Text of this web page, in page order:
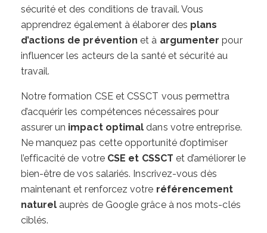
sécurité et des conditions de travail. Vous
apprendrez également à élaborer des plans
d’actions de prévention et à argumenter pour
influencer les acteurs de la santé et sécurité au
travail.
Notre formation CSE et CSSCT vous permettra
d’acquérir les compétences nécessaires pour
assurer un impact optimal dans votre entreprise.
Ne manquez pas cette opportunité d’optimiser
l’efficacité de votre CSE et CSSCT et d’améliorer le
bien-être de vos salariés. Inscrivez-vous dès
maintenant et renforcez votre référencement
naturel auprès de Google grâce à nos mots-clés
ciblés.